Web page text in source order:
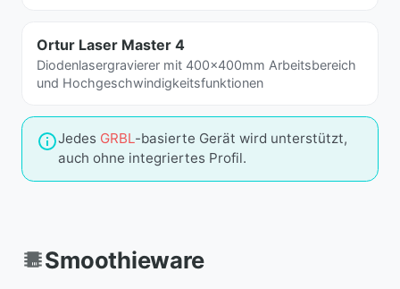
Ortur Laser Master 4
Diodenlasergravierer mit 400x400mm Arbeitsbereich
und Hochgeschwindigkeitsfunktionen
Jedes GRBL-basierte Gerät wird unterstützt,
auch ohne integriertes Profil.
Smoothieware